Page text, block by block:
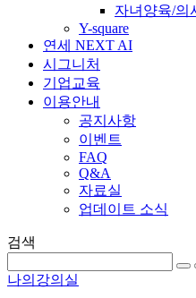
자녀양육/의
Y-square
연세 NEXT AI
시그니처
기업교육
이용안내
공지사항
이벤트
FAQ
Q&A
자료실
업데이트 소식
검색
나의강의실